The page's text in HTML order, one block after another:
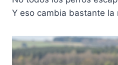
Y eso cambia bastante la